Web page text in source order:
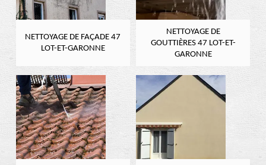
NETTOYAGE DE FAÇADE 47
LOT-ET-GARONNE
NETTOYAGE DE
GOUTTIÈRES 47 LOT-ET-
GARONNE